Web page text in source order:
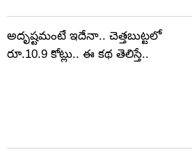
అదృష్టమంటే ఇదేనా.. చెత్తబుట్టలో
రూ.10.9 కోట్లు.. ఈ కథ తెలిస్తే..